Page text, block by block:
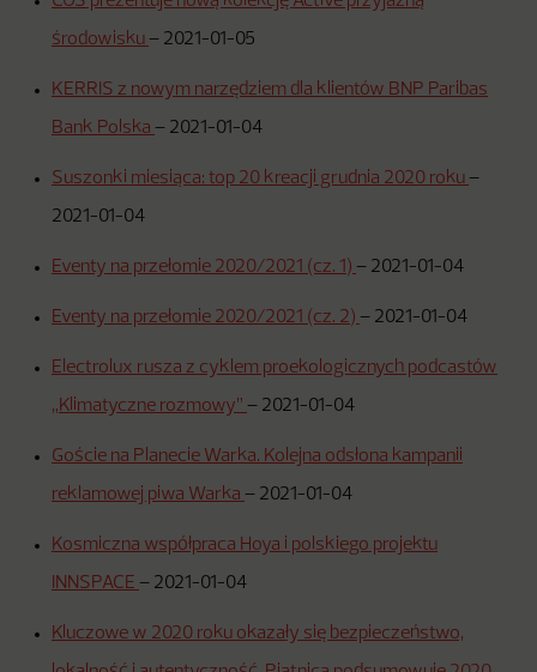
środowisku – 2021-01-05
KERRIS z nowym narzędziem dla klientów BNP Paribas
Bank Polska – 2021-01-04
Suszonki miesiąca: top 20 kreacji grudnia 2020 roku –
2021-01-04
Eventy na przełomie 2020/2021 (cz. 1) – 2021-01-04
Eventy na przełomie 2020/2021 (cz. 2) – 2021-01-04
Electrolux rusza z cyklem proekologicznych podcastów
„Klimatyczne rozmowy” – 2021-01-04
Goście na Planecie Warka. Kolejna odsłona kampanii
reklamowej piwa Warka – 2021-01-04
Kosmiczna współpraca Hoya i polskiego projektu
INNSPACE – 2021-01-04
Kluczowe w 2020 roku okazały się bezpieczeństwo,